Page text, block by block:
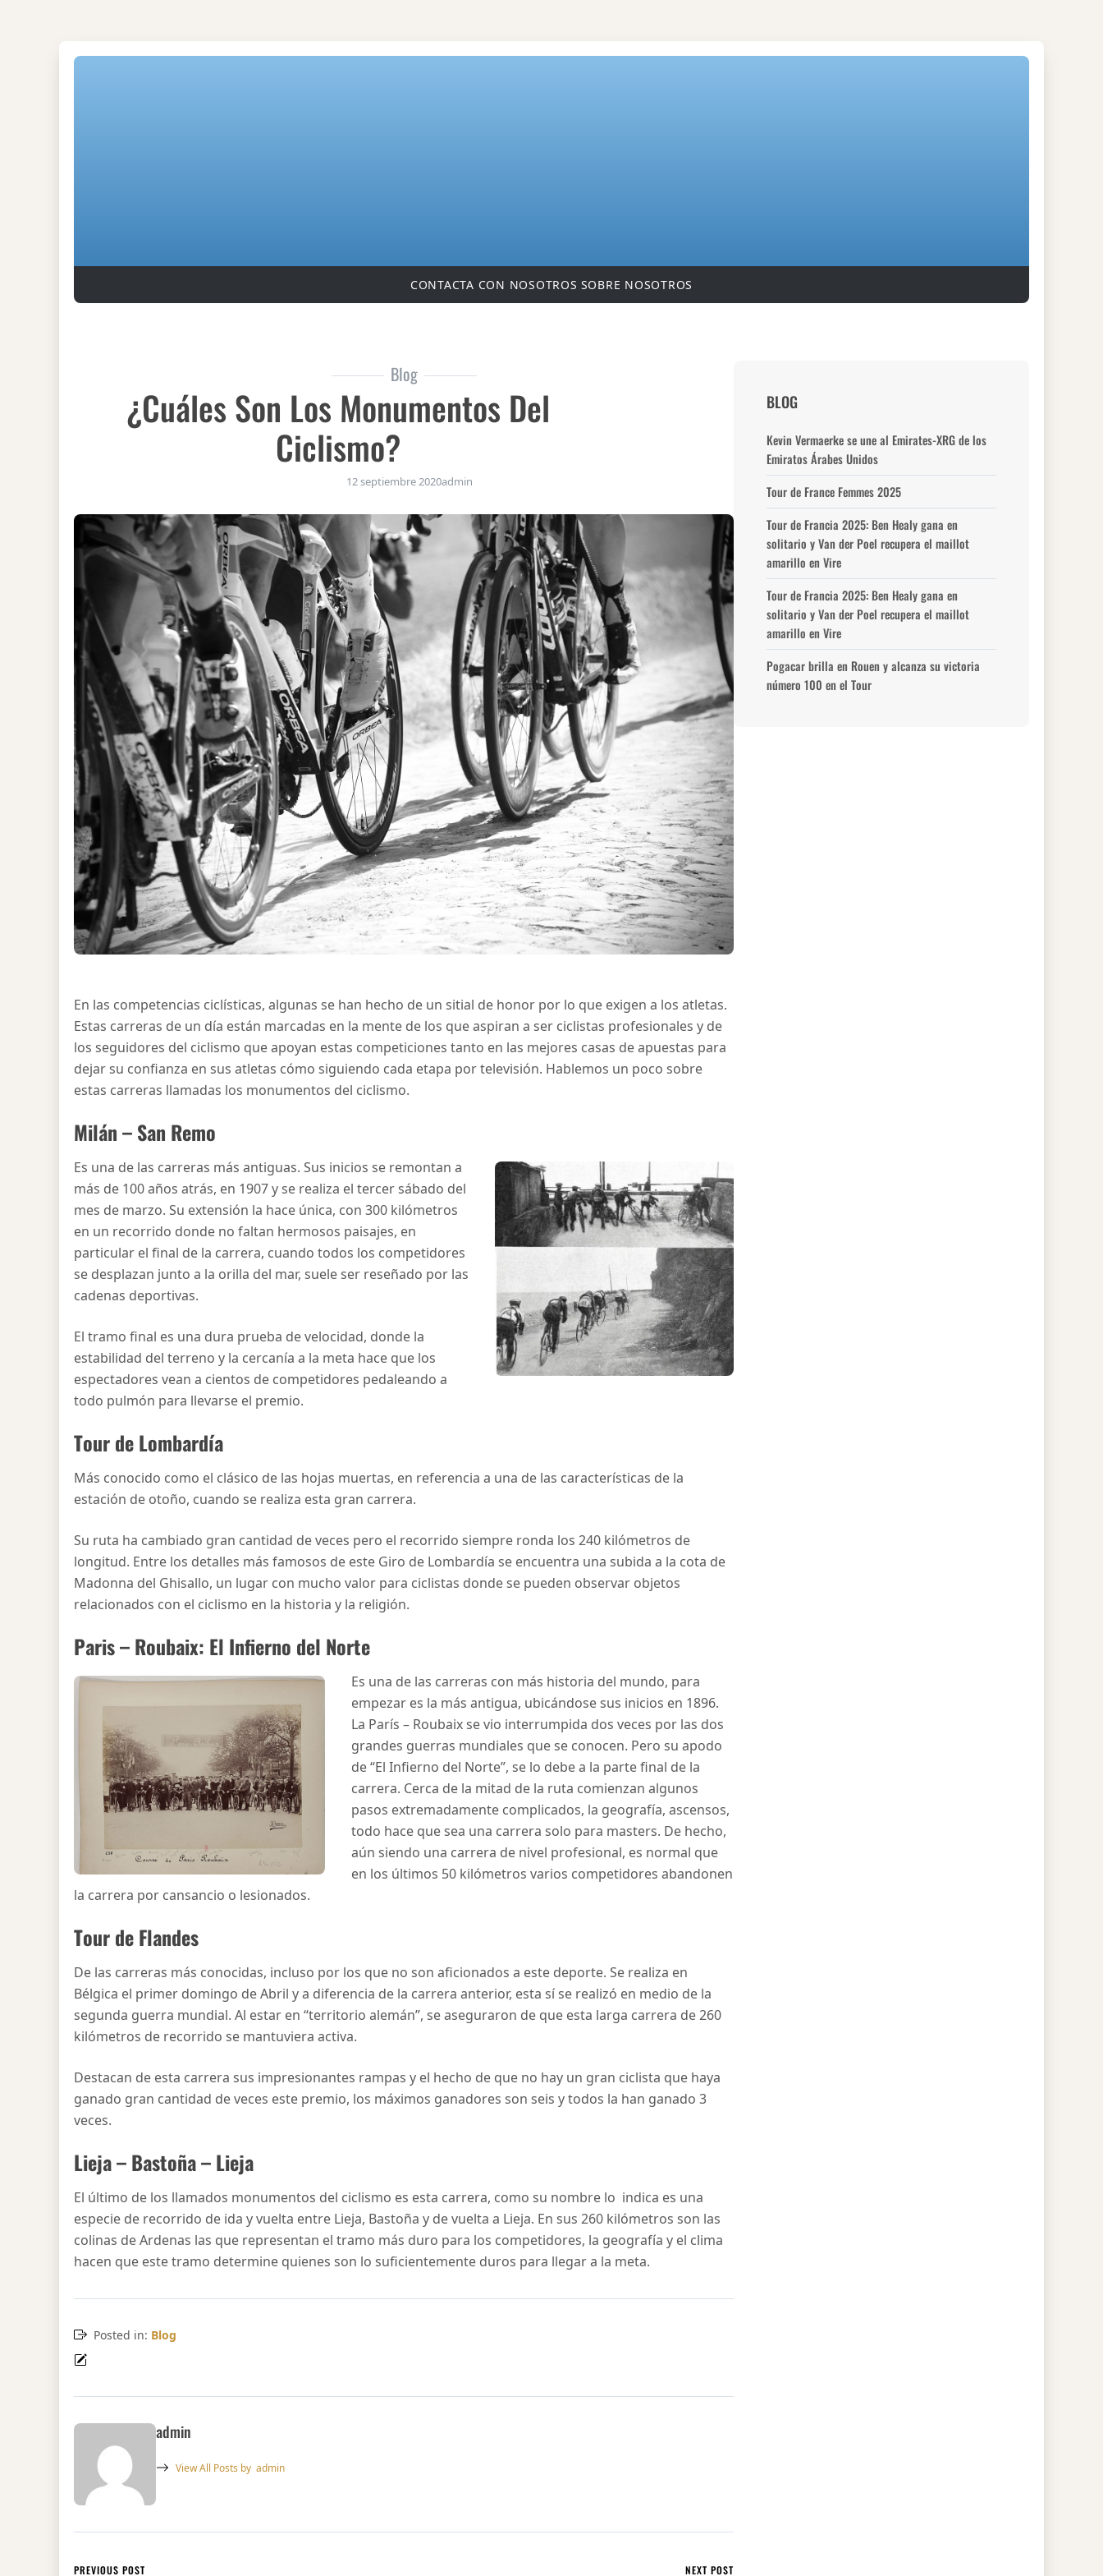
CONTACTA CON NOSOTROS SOBRE NOSOTROS
Blog
¿Cuáles Son Los Monumentos Del
Ciclismo?
12 septiembre 2020admin
En las competencias ciclísticas, algunas se han hecho de un sitial de honor por lo que exigen a los atletas.
Estas carreras de un día están marcadas en la mente de los que aspiran a ser ciclistas profesionales y de
los seguidores del ciclismo que apoyan estas competiciones tanto en las mejores casas de apuestas para
dejar su confianza en sus atletas cómo siguiendo cada etapa por televisión. Hablemos un poco sobre
estas carreras llamadas los monumentos del ciclismo.
Milán – San Remo
Es una de las carreras más antiguas. Sus inicios se remontan a
más de 100 años atrás, en 1907 y se realiza el tercer sábado del
mes de marzo. Su extensión la hace única, con 300 kilómetros
en un recorrido donde no faltan hermosos paisajes, en
particular el final de la carrera, cuando todos los competidores
se desplazan junto a la orilla del mar, suele ser reseñado por las
cadenas deportivas.
El tramo final es una dura prueba de velocidad, donde la
estabilidad del terreno y la cercanía a la meta hace que los
espectadores vean a cientos de competidores pedaleando a
todo pulmón para llevarse el premio.
Tour de Lombardía
Más conocido como el clásico de las hojas muertas, en referencia a una de las características de la
estación de otoño, cuando se realiza esta gran carrera.
Su ruta ha cambiado gran cantidad de veces pero el recorrido siempre ronda los 240 kilómetros de
longitud. Entre los detalles más famosos de este Giro de Lombardía se encuentra una subida a la cota de
Madonna del Ghisallo, un lugar con mucho valor para ciclistas donde se pueden observar objetos
relacionados con el ciclismo en la historia y la religión.
Paris – Roubaix: El Infierno del Norte
Es una de las carreras con más historia del mundo, para
empezar es la más antigua, ubicándose sus inicios en 1896.
La París – Roubaix se vio interrumpida dos veces por las dos
grandes guerras mundiales que se conocen. Pero su apodo
de “El Infierno del Norte”, se lo debe a la parte final de la
carrera. Cerca de la mitad de la ruta comienzan algunos
pasos extremadamente complicados, la geografía, ascensos,
todo hace que sea una carrera solo para masters. De hecho,
aún siendo una carrera de nivel profesional, es normal que
en los últimos 50 kilómetros varios competidores abandonen
la carrera por cansancio o lesionados.
Tour de Flandes
De las carreras más conocidas, incluso por los que no son aficionados a este deporte. Se realiza en
Bélgica el primer domingo de Abril y a diferencia de la carrera anterior, esta sí se realizó en medio de la
segunda guerra mundial. Al estar en “territorio alemán”, se aseguraron de que esta larga carrera de 260
kilómetros de recorrido se mantuviera activa.
Destacan de esta carrera sus impresionantes rampas y el hecho de que no hay un gran ciclista que haya
ganado gran cantidad de veces este premio, los máximos ganadores son seis y todos la han ganado 3
veces.
Lieja – Bastoña – Lieja
El último de los llamados monumentos del ciclismo es esta carrera, como su nombre lo indica es una
especie de recorrido de ida y vuelta entre Lieja, Bastoña y de vuelta a Lieja. En sus 260 kilómetros son las
colinas de Ardenas las que representan el tramo más duro para los competidores, la geografía y el clima
hacen que este tramo determine quienes son lo suficientemente duros para llegar a la meta.
Posted in: Blog
admin
View All Posts by admin
PREVIOUS POST NEXT POST
BLOG
Kevin Vermaerke se une al Emirates-XRG de los
Emiratos Árabes Unidos
Tour de France Femmes 2025
Tour de Francia 2025: Ben Healy gana en
solitario y Van der Poel recupera el maillot
amarillo en Vire
Tour de Francia 2025: Ben Healy gana en
solitario y Van der Poel recupera el maillot
amarillo en Vire
Pogacar brilla en Rouen y alcanza su victoria
número 100 en el Tour